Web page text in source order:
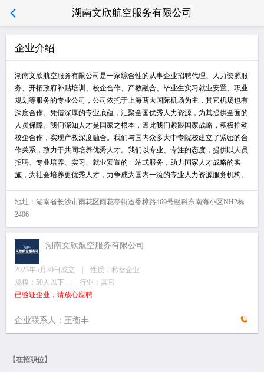
湖南文欣航空服务有限公司
企业介绍
湖南文欣航空服务有限公司是一家综合性的从事企业招聘代理、人力资源服
务、开拓政府补贴培训、校企合作、产教融合、毕业生实习就业安置、职业
规划等服务的专业公司，公司依托于上海两大国际机场为主，其它机场也有
深度合作。凭借深厚的专业底蕴，汇聚全国优秀人力资源，为其提供全面的
人员保障。我们深知人才是国家之根本，因此我们紧跟国家战略，积极推动
校企合作，实现产教深度融合。我们与国内众多大中专院校建立了紧密的合
作关系，致力于共同培养优秀人才。我们以专业、专注的态度，提供以人员
招聘、专业培养、实习、就业安置的一站式服务，助力国家人才战略的实
施，为社会培养更优秀人才，力争成为国内一流的专业人力资源服务机构。
地址：湖南省长沙市雨花区雨花亭街道香樟路469号融科东南海小区NH2栋
2406
湖南文欣航空服务有限公司
2023年5月30日成立 | 性质：私营企业
规模：50人以下 | 行业：其它
已验证企业，请放心应聘
企业联系人：王衡丰
【在招职位】